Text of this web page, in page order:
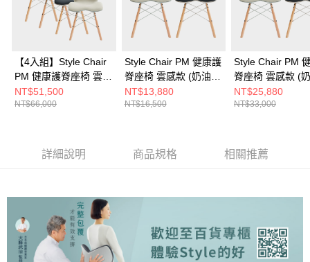
【4入組】Style Chair
PM 健康護脊座椅 雲感
款 4入組 (奶油白x2+沉
靜黑x2)
NT$51,500
NT$66,000
Style Chair PM 健康護
脊座椅 雲感款 (奶油
白/沉靜黑)
NT$13,880
NT$16,500
Style Chair PM
脊座椅 雲感款 (
白/沉靜黑)顏色
入組
NT$25,880
NT$33,000
詳細說明 商品規格 相關推薦